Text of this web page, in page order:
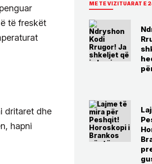
të freskët
dritaret dhe
hapni
ME TE VIZITUARAT E